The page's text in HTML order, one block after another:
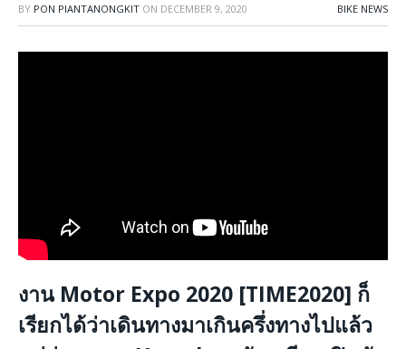
BY PON PIANTANONGKIT ON DECEMBER 9, 2020 BIKE NEWS
งาน Motor Expo 2020 [TIME2020] ก็
เรียกได้ว่าเดินทางมาเกินครึ่งทางไปแล้ว